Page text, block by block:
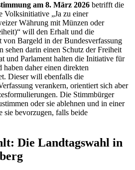
am 8. März 2026 betrifft die
Volksinitiative „Ja zu einer
Währung mit Münzen oder
will den Erhalt und die
von Bargeld in der Bundesverfassung
sehen darin einen Schutz der Freiheit
und Parlament halten die Initiative für
daher einen direkten
Dieser will ebenfalls die
verankern, orientiert sich aber
Die Stimmbürger
oder sie ablehnen und in einer
sie bevorzugen, falls beide
Die Landtagswahl in